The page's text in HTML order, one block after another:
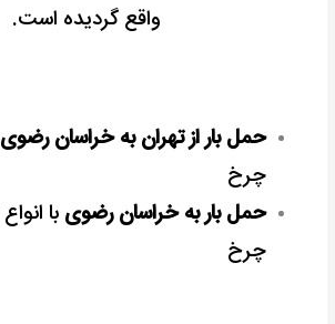
واقع گردیده است.
حمل بار از تهران به خراسان رضوی
چرخ
حمل بار به خراسان رضوی
چرخ